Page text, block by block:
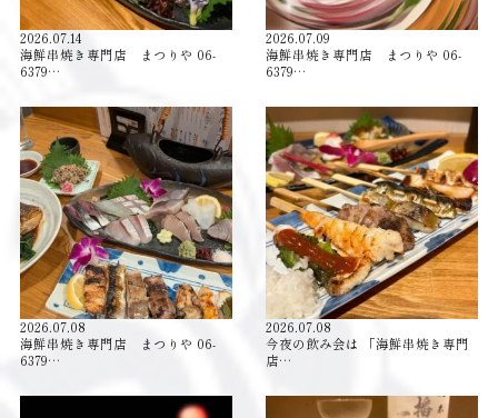
2026.07.14
海鮮串焼き専門店 まつりや 06-
6379…
2026.07.09
海鮮串焼き専門店 まつりや 06-
6379…
2026.07.08
海鮮串焼き専門店 まつりや 06-
6379…
2026.07.08
今夜の飲み会は 「海鮮串焼き専門
店…